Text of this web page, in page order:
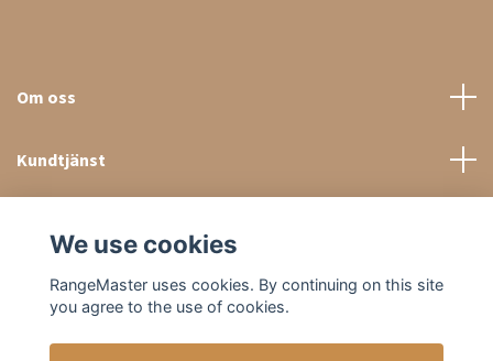
Om oss
Kundtjänst
We use cookies
RangeMaster uses cookies. By continuing on this site
you agree to the use of cookies.